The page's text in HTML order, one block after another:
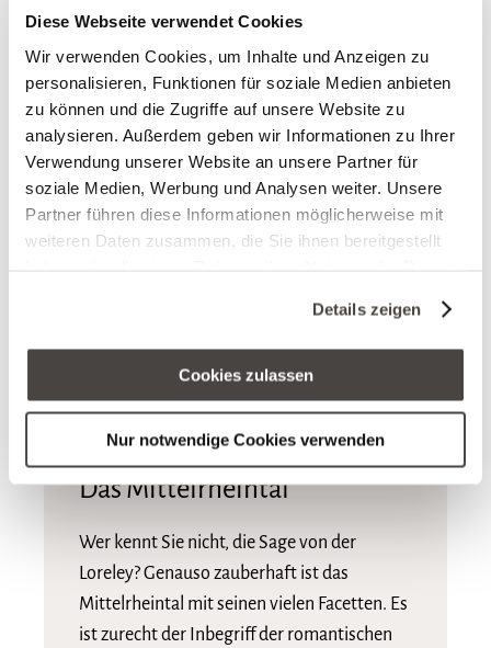
Diese Webseite verwendet Cookies
Wir verwenden Cookies, um Inhalte und Anzeigen zu
personalisieren, Funktionen für soziale Medien anbieten
zu können und die Zugriffe auf unsere Website zu
analysieren. Außerdem geben wir Informationen zu Ihrer
Verwendung unserer Website an unsere Partner für
soziale Medien, Werbung und Analysen weiter. Unsere
Partner führen diese Informationen möglicherweise mit
weiteren Daten zusammen, die Sie ihnen bereitgestellt
Cookies, wenn Sie unsere Webseite weiterhin nutzen.
Details zeigen
Cookies zulassen
Nur notwendige Cookies verwenden
Herbst
Sommer
Sommer-Special
Sommerspecial
Wandern
Das Mittelrheintal
Wer kennt Sie nicht, die Sage von der
Loreley? Genauso zauberhaft ist das
Mittelrheintal mit seinen vielen Facetten. Es
ist zurecht der Inbegriff der romantischen